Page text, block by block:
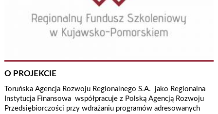
O PROJEKCIE
Toruńska Agencja Rozwoju Regionalnego S.A. jako Regionalna
Instytucja Finansowa współpracuje z Polską Agencją Rozwoju
Przedsiębiorczości przy wdrażaniu programów adresowanych